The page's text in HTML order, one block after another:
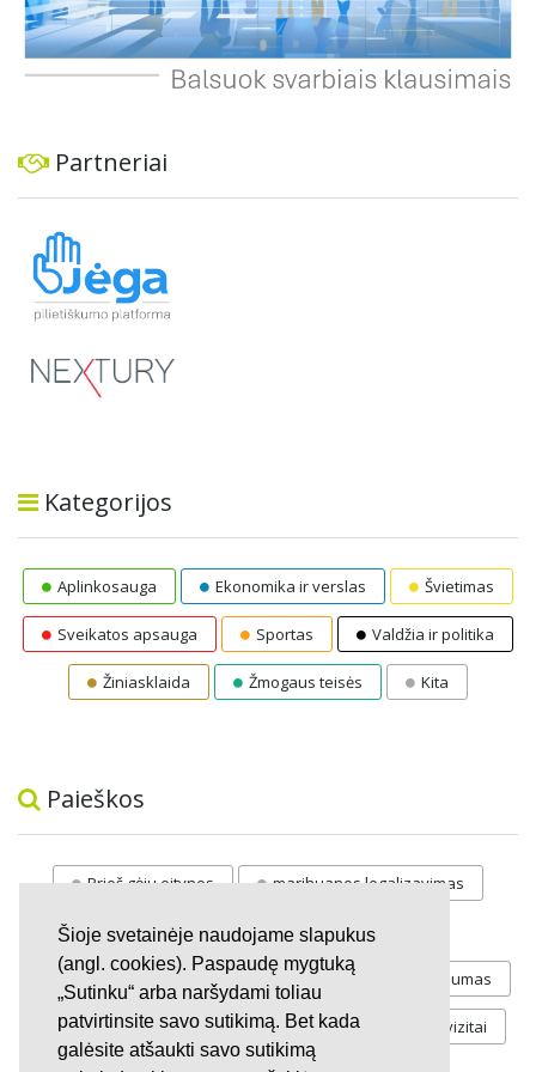
Šioje svetainėje naudojame slapukus
(angl. cookies). Paspaudę mygtuką
„Sutinku“ arba naršydami toliau
patvirtinsite savo sutikimą. Bet kada
galėsite atšaukti savo sutikimą
Partneriai
Kategorijos
Aplinkosauga Ekonomika ir verslas Švietimas
Sveikatos apsauga Sportas Valdžia ir politika
Žiniasklaida Žmogaus teisės Kita
Paieškos
Prieš gėju eitynes marihuanos legalizavimas
STOP vaiku atemimas
Pilnos moksleivių vasaros atostogos referendumas
Keliu jaunystės Valandos Rekvizitai